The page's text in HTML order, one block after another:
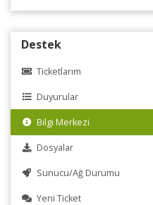
Destek
Ticketlarım
Duyurular
Bilgi Merkezi
Dosyalar
Sunucu/Ağ Durumu
Yeni Ticket